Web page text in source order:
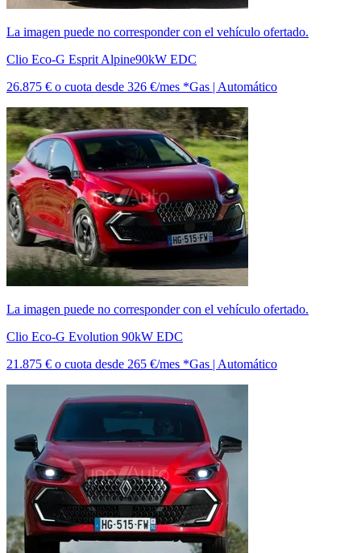
La imagen puede no corresponder con el vehículo ofertado.
Clio Eco-G Esprit Alpine90kW EDC
26.875 € o cuota desde 326 €/mes *Gas | Automático
La imagen puede no corresponder con el vehículo ofertado.
Clio Eco-G Evolution 90kW EDC
21.875 € o cuota desde 265 €/mes *Gas | Automático